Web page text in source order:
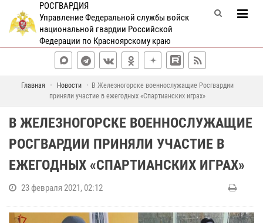
РОСГВАРДИЯ
Управление Федеральной службы войск
национальной гвардии Российской
Федерации по Красноярскому краю
Главная Новости
В Железногорске военнослужащие Росгвардии
приняли участие в ежегодных «Спартианских играх»
В ЖЕЛЕЗНОГОРСКЕ ВОЕННОСЛУЖАЩИЕ
РОСГВАРДИИ ПРИНЯЛИ УЧАСТИЕ В
ЕЖЕГОДНЫХ «СПАРТИАНСКИХ ИГРАХ»
23 февраля 2021, 02:12